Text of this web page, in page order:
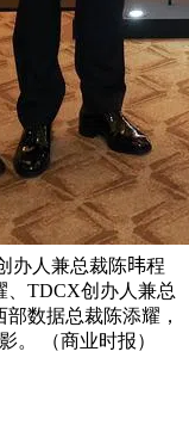
办人兼总裁陈𬀩程
、TDCX创办人兼总
数据总裁陈添耀，
。 （商业时报）